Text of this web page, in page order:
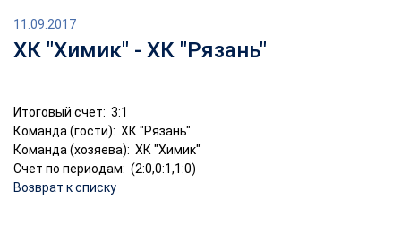
11.09.2017
ХК "Химик" - ХК "Рязань"
Итоговый счет: 3:1
Команда (гости): ХК "Рязань"
Команда (хозяева): ХК "Химик"
Счет по периодам: (2:0,0:1,1:0)
Возврат к списку